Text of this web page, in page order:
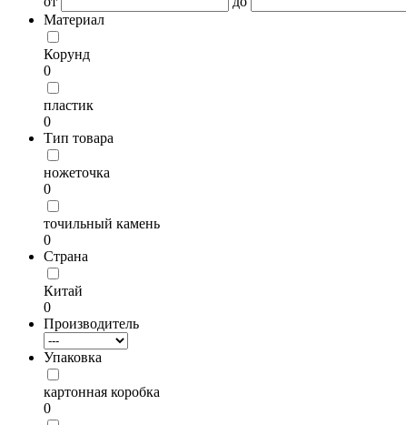
Материал
Корунд
0
пластик
0
Тип товара
ножеточка
0
точильный камень
0
Страна
Китай
0
Производитель
Упаковка
картонная коробка
0